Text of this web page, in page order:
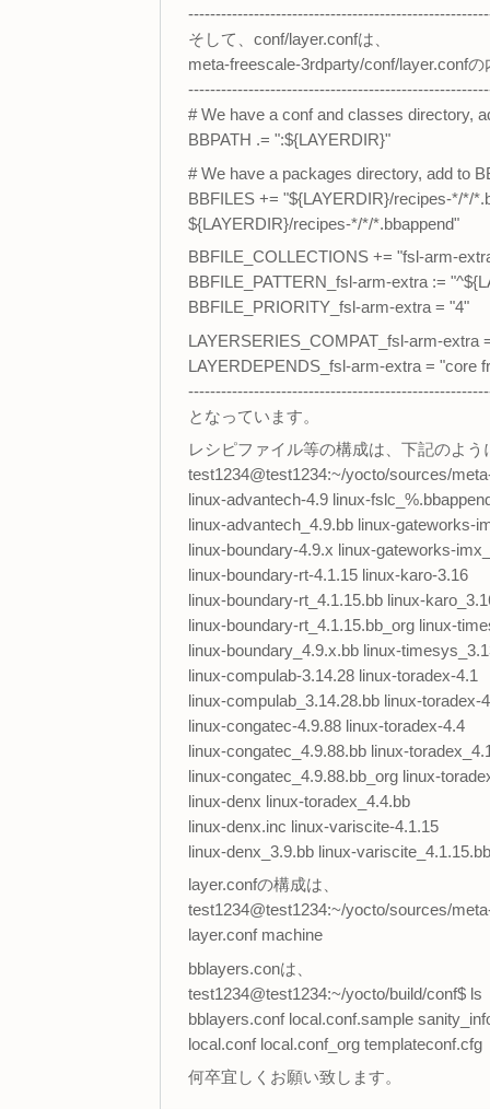
そして、conf/layer.confは、
meta-freescale-3rdparty/conf/layer.conf
# We have a conf and classes directory,
BBPATH .= ":${LAYERDIR}"
# We have a packages directory, add to
BBFILES += "${LAYERDIR}/recipes-*/*/
${LAYERDIR}/recipes-*/*/*.bbappend"
BBFILE_COLLECTIONS += "fsl-arm-
BBFILE_PATTERN_fsl-arm-extra :=
BBFILE_PRIORITY_fsl-arm-extra = "4"
LAYERSERIES_COMPAT_fsl-arm-extra
LAYERDEPENDS_fsl-arm-extra = "core
となっています。
レシピファイル等の構成は、下記のよう
test1234@test1234:~/yocto/sources/
linux-advantech-4.9 linux-
linux-advantech_4.9.bb linux-gateworks-
linux-boundary-4.9.x linux-gateworks-
linux-boundary-rt-4.1.15 linux-karo-3.16
linux-boundary-rt_4.1.15.bb linux-
linux-boundary-rt_4.1.15.bb_org linux-
linux-boundary_4.9.x.bb linux-
linux-compulab-3.14.28 linux-toradex-4.1
linux-compulab_3.14.28.bb linux-toradex-
linux-congatec-4.9.88 linux-toradex-4.4
linux-congatec_4.9.88.bb linux-
linux-congatec_4.9.88.bb_org linux-
linux-denx linux-toradex_4.4.bb
linux-denx.inc linux-variscite-4.1.15
linux-denx_3.9.bb linux-variscite_4.1.15.bb
layer.confの構成は、
test1234@test1234:~/yocto/sources/
layer.conf machine
bblayers.conは、
test1234@test1234:~/yocto/build/conf$ ls
bblayers.conf local.conf.sample
local.conf local.conf_org templateconf.cfg
何卒宜しくお願い致します。